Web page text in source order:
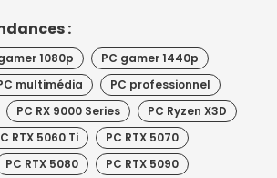
:
1080p
PC gamer 1440p
multimédia
PC professionnel
PC RX 9000 Series
PC Ryzen X3D
RTX 5060 Ti
PC RTX 5070
PC RTX 5080 PC RTX 5090